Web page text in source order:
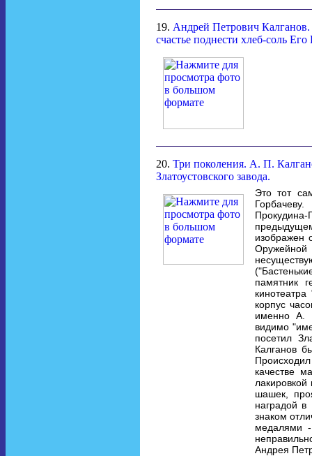
19. Андрей Петрович
счастье поднести хлеб-соль
20. Три поколения. А. П.
Златоустовского завода.
Это тот
Прокудина-
изображен
Оружейной
памятник
корпус
именно А.
видимо
посетил
Калганов
качестве
шашек,
наградой
знаком
медалями
Андрея